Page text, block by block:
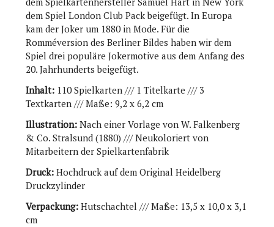
dem Spiel London Club Pack beigefügt. In Europa
kam der Joker um 1880 in Mode. Für die
Romméversion des Berliner Bildes haben wir dem
Spiel drei populäre Jokermotive aus dem Anfang des
20. Jahrhunderts beigefügt.
Inhalt: 110 Spielkarten /// 1 Titelkarte /// 3
Textkarten /// Maße: 9,2 x 6,2 cm
Illustration:Nach einer Vorlage von W. Falkenberg
& Co. Stralsund (1880) /// Neukoloriert von
Mitarbeitern der Spielkartenfabrik
Druck:Hochdruck auf dem Original Heidelberg
Druckzylinder
Verpackung:Hutschachtel /// Maße: 13,5 x 10,0 x 3,1
cm